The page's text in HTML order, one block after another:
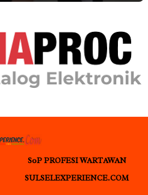
S0P PROFESI WARTAWAN
SULSELEXPERIENCE.COM